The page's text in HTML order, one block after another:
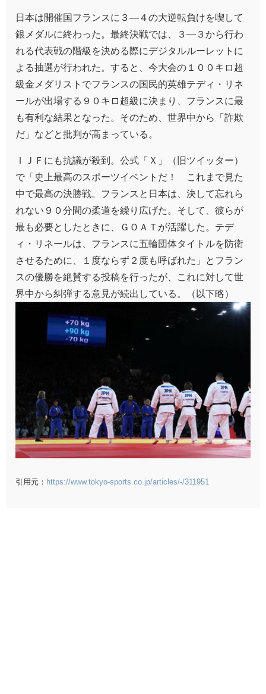
日本は開催国フランスに３―４の大逆転負けを喫して
銀メダルに終わった。最終決戦では、３―３から行わ
れる代表戦の階級を決める際にデジタルルーレットに
よる抽選が行われた。すると、今大会の１００キロ超
級金メダリストでフランスの国民的英雄テディ・リネ
ールが出場する９０キロ超級に決まり、フランスに最
も有利な結果となった。そのため、世界中から「詐欺
だ」などと批判が高まっている。
ＩＪＦにも抗議が殺到。公式「Ｘ」（旧ツイッター）
で「史上最高のスポーツイベントだ！ これまで見た
中で最高の決勝戦。フランスと日本は、決して忘れら
れない９０分間の柔道を繰り広げた。そして、彼らが
最も必要としたときに、ＧＯＡＴが活躍した。テデ
ィ・リネールは、フランスに五輪団体タイトルを防衛
させるために、１度ならず２度も呼ばれた」とフラン
スの優勝を絶賛する投稿を行ったが、これに対して世
界中から糾弾する意見が続出している。（以下略）
引用元： https://www.tokyo-sports.co.jp/articles/-/311951